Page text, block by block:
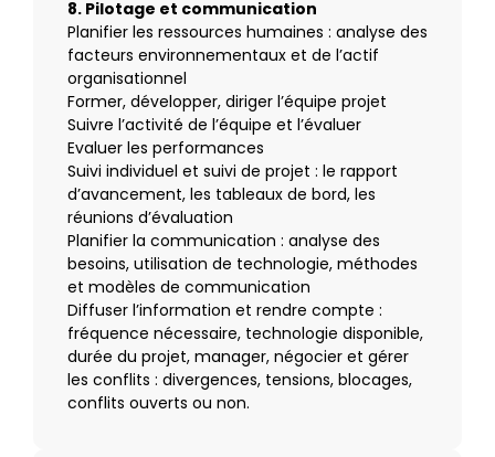
8. Pilotage et communication
Planifier les ressources humaines : analyse des
facteurs environnementaux et de l’actif
organisationnel
Former, développer, diriger l’équipe projet
Suivre l’activité de l’équipe et l’évaluer
Evaluer les performances
Suivi individuel et suivi de projet : le rapport
d’avancement, les tableaux de bord, les
réunions d’évaluation
Planifier la communication : analyse des
besoins, utilisation de technologie, méthodes
et modèles de communication
Diffuser l’information et rendre compte :
fréquence nécessaire, technologie disponible,
durée du projet, manager, négocier et gérer
les conflits : divergences, tensions, blocages,
conflits ouverts ou non.